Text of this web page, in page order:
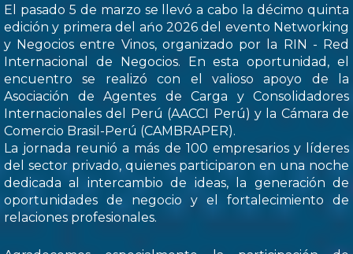
El pasado 5 de marzo se llevó a cabo la décimo quinta
edición y primera del ańo 2026 del evento Networking
y Negocios entre Vinos, organizado por la RIN - Red
Internacional de Negocios. En esta oportunidad, el
encuentro se realizó con el valioso apoyo de la
Asociación de Agentes de Carga y Consolidadores
Internacionales del Perú (AACCI Perú) y la Cámara de
Comercio Brasil-Perú (CAMBRAPER).
La jornada reunió a más de 100 empresarios y líderes
del sector privado, quienes participaron en una noche
dedicada al intercambio de ideas, la generación de
oportunidades de negocio y el fortalecimiento de
relaciones profesionales.